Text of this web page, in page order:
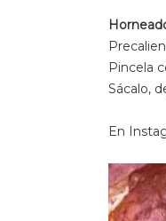
Pincela
Sácalo,
En